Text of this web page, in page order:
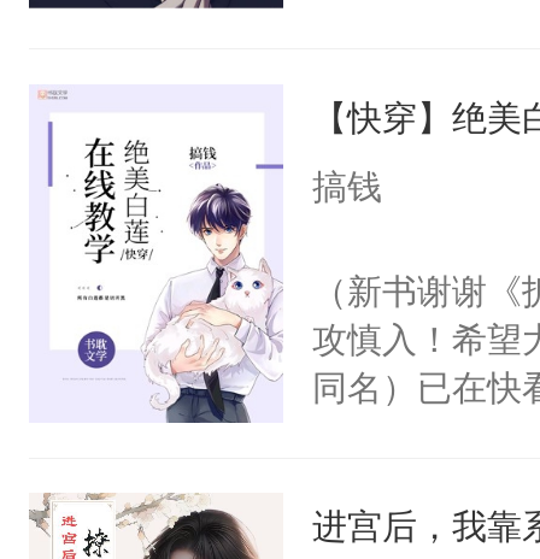
来，给老公
用力——为你
【快穿】绝
搞钱
（新书谢谢
攻慎入！希望
同名）已在快
成为所有白莲
进宫后，我靠